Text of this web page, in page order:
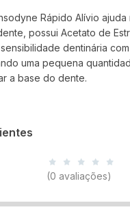
Rápido Alívio
possui Acetato de
dentinária
uma pequena
a base do dente.
(0 avaliações)